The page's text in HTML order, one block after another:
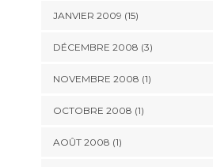
JANVIER 2009 (15)
DÉCEMBRE 2008 (3)
NOVEMBRE 2008 (1)
OCTOBRE 2008 (1)
AOÛT 2008 (1)